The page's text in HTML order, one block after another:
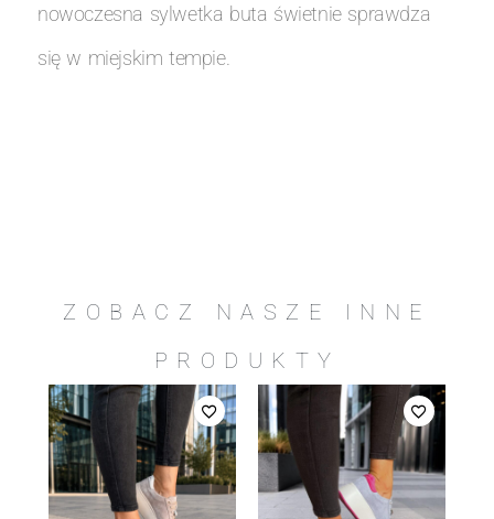
nowoczesna sylwetka buta świetnie sprawdza
się w miejskim tempie.
ZOBACZ NASZE INNE
PRODUKTY